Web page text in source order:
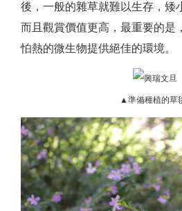
後，一般的雜草就難以生存，矮
而且觀賞價值更高，最重要的是
怕熱的微生物提供絕佳的環境。
▲準備種植的草